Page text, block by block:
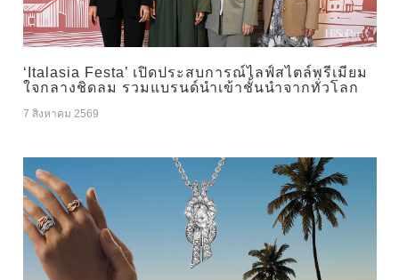
‘Italasia Festa’ เปิดประสบการณ์ไลฟ์สไตล์พรีเมียม
ใจกลางชิดลม รวมแบรนด์นำเข้าชั้นนำจากทั่วโลก
7 สิงหาคม 2569